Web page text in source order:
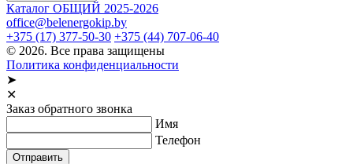
Каталог ОБЩИЙ 2025-2026
office@belenergokip.by
+375 (17) 377-50-30 +375 (44) 707-06-40
© 2026. Все права защищены
Политика конфиденциальности
➤
✕
Заказ обратного звонка
Имя
Телефон
Отправить